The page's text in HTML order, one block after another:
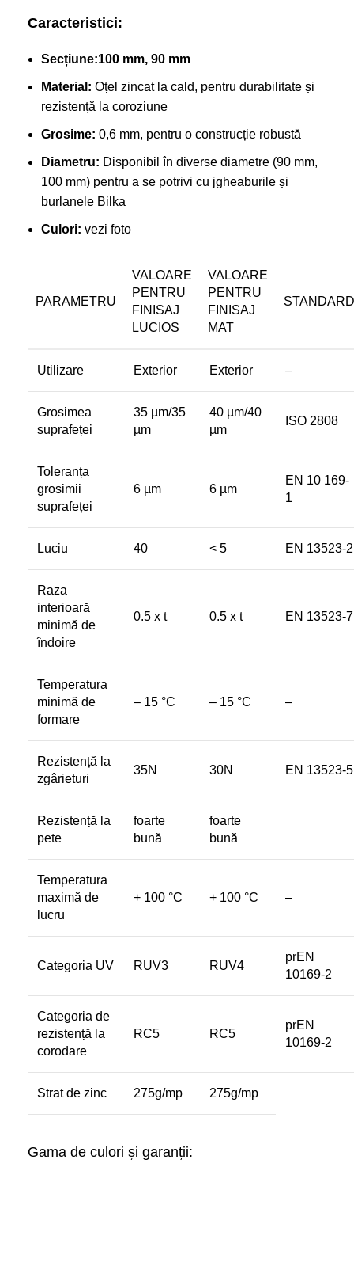
Caracteristici:
Secțiune:100 mm, 90 mm
Material: Oțel zincat la cald, pentru durabilitate și
rezistență la coroziune
Grosime: 0,6 mm, pentru o construcție robustă
Diametru: Disponibil în diverse diametre (90 mm,
100 mm) pentru a se potrivi cu jgheaburile și
burlanele Bilka
Culori: vezi foto
PARAMETRU
VALOARE
PENTRU
FINISAJ
LUCIOS
VALOARE
PENTRU
FINISAJ
MAT
STANDARD
Utilizare Exterior Exterior –
Grosimea
suprafeței
35 µm/35
µm
40 µm/40
µm
ISO 2808
Toleranța
grosimii
suprafeței
6 µm 6 µm
EN 10 169-
1
Luciu 40 < 5 EN 13523-2
Raza
interioară
minimă de
îndoire
0.5 x t 0.5 x t EN 13523-7
Temperatura
minimă de
formare
– 15 °C – 15 °C –
Rezistență la
zgârieturi
35N 30N EN 13523-5
Rezistență la
pete
foarte
bună
foarte
bună
Temperatura
maximă de
lucru
+ 100 °C + 100 °C –
Categoria UV RUV3 RUV4
prEN
10169-2
Categoria de
rezistență la
corodare
RC5 RC5
prEN
10169-2
Strat de zinc 275g/mp 275g/mp
Gama de culori și garanții: